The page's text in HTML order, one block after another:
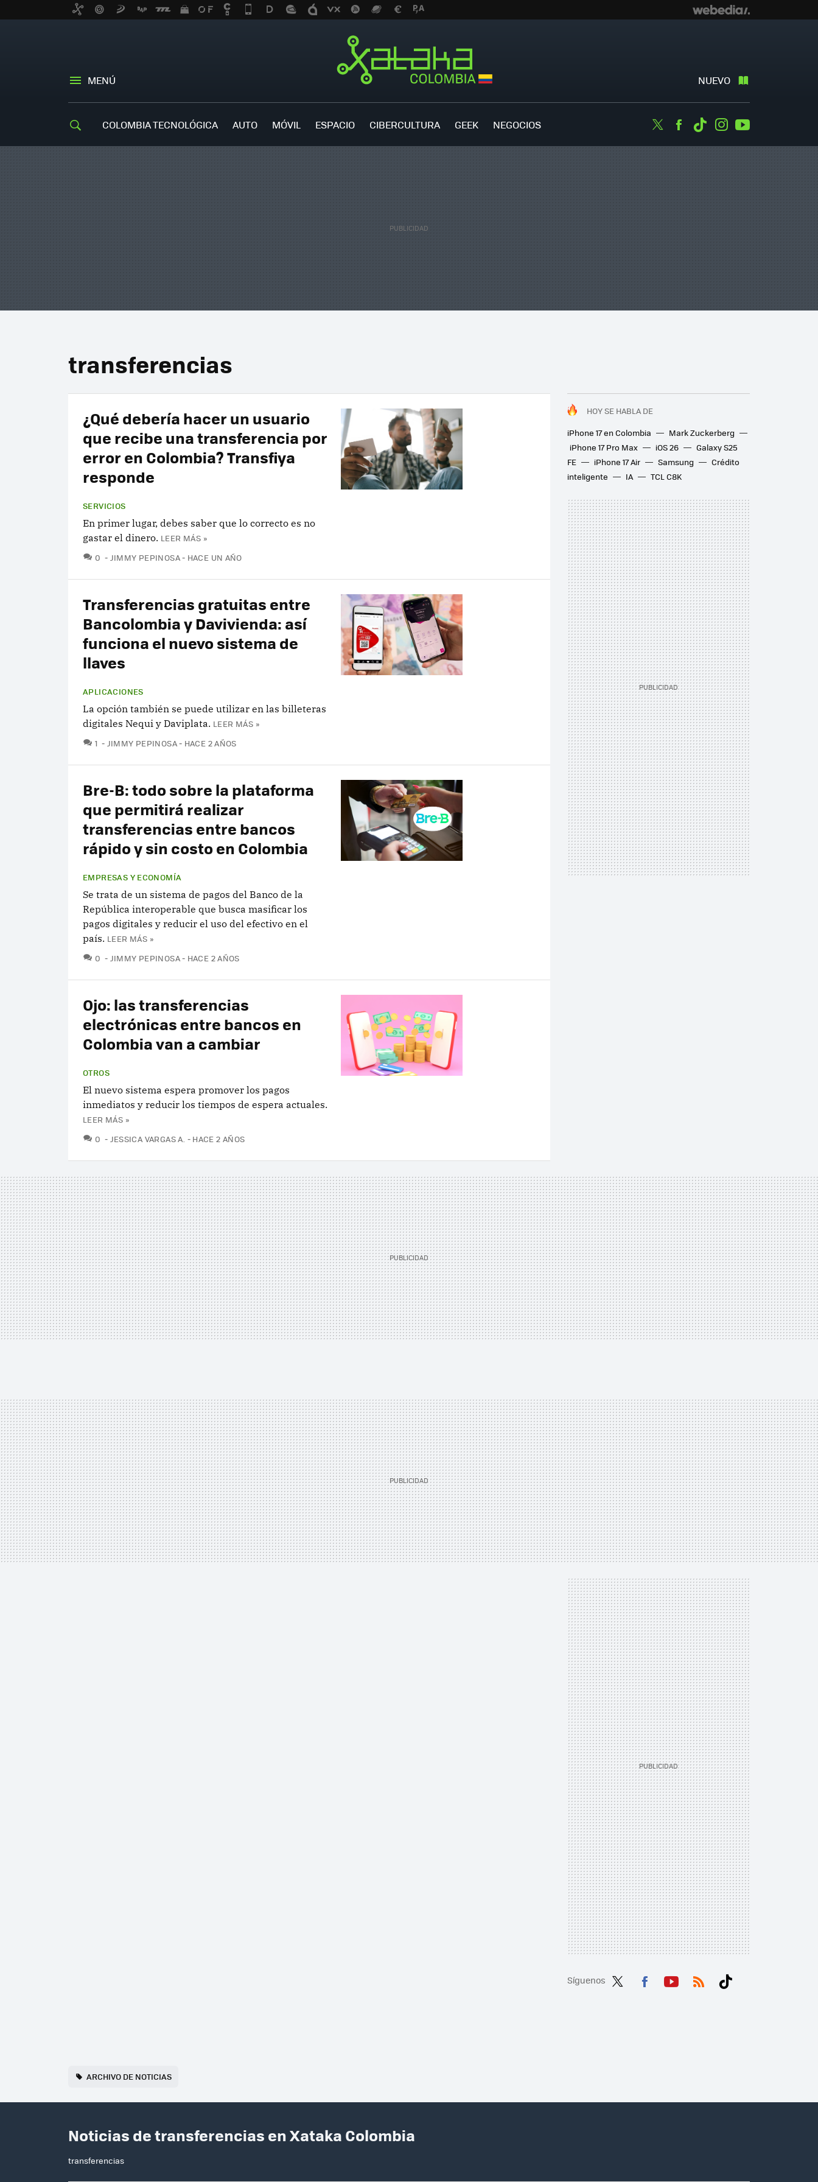
MENÚ NUEVO
COLOMBIA TECNOLÓGICA AUTO MÓVIL ESPACIO CIBERCULTURA GEEK NEGOCIOS TwitterFacebook
TiktokInstagram
transferencias
HOY SE HABLA DE
iPhone 17 en Colombia
Mark Zuckerberg
iPhone 17 Pro Max
iOS 26
Galaxy S25
FE
iPhone 17 Air Samsung
Crédito
inteligente
IA TCL C8K
¿Qué debería hacer un usuario
que recibe una transferencia por
error en Colombia? Transfiya
responde
SERVICIOS
En primer lugar, debes saber que lo correcto es no
gastar el dinero. LEER MÁS »
0 COMENTARIOS
JIMMY PEPINOSA HACE UN AÑO
Transferencias gratuitas entre
Bancolombia y Davivienda: así
funciona el nuevo sistema de
llaves
APLICACIONES
La opción también se puede utilizar en las billeteras
digitales Nequi y Daviplata. LEER MÁS »
1 COMENTARIOS
JIMMY PEPINOSA HACE 2 AÑOS
Bre-B: todo sobre la plataforma
que permitirá realizar
transferencias entre bancos
rápido y sin costo en Colombia
EMPRESAS Y ECONOMÍA
Se trata de un sistema de pagos del Banco de la
República interoperable que busca masificar los
pagos digitales y reducir el uso del efectivo en el
país. LEER MÁS »
0 COMENTARIOS
JIMMY PEPINOSA HACE 2 AÑOS
Ojo: las transferencias
electrónicas entre bancos en
Colombia van a cambiar
OTROS
El nuevo sistema espera promover los pagos
inmediatos y reducir los tiempos de espera actuales.
LEER MÁS »
0 COMENTARIOS
JESSICA VARGAS A. HACE 2 AÑOS
Síguenos
ARCHIVO DE NOTICIAS
Noticias de transferencias en Xataka Colombia
transferencias